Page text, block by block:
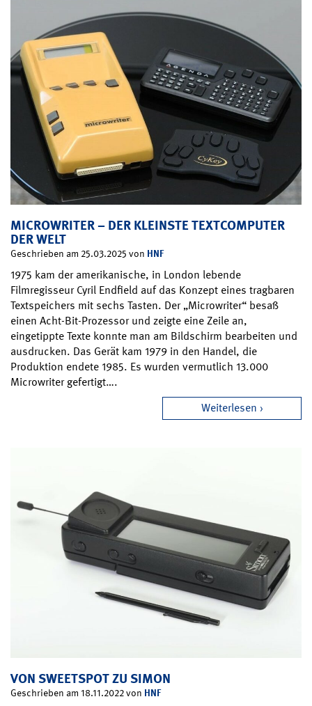
MICROWRITER – DER KLEINSTE TEXTCOMPUTER
DER WELT
Geschrieben am 25.03.2025 von HNF
1975 kam der amerikanische, in London lebende
Filmregisseur Cyril Endfield auf das Konzept eines tragbaren
Textspeichers mit sechs Tasten. Der „Microwriter“ besaß
einen Acht-Bit-Prozessor und zeigte eine Zeile an,
eingetippte Texte konnte man am Bildschirm bearbeiten und
ausdrucken. Das Gerät kam 1979 in den Handel, die
Produktion endete 1985. Es wurden vermutlich 13.000
Microwriter gefertigt….
Weiterlesen
VON SWEETSPOT ZU SIMON
Geschrieben am 18.11.2022 von HNF